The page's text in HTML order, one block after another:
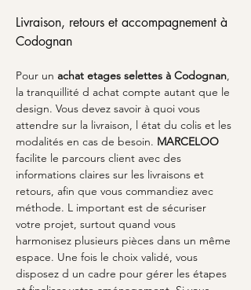
Livraison, retours et accompagnement à
Codognan
Pour un achat etages selettes à Codognan,
la tranquillité d achat compte autant que le
design. Vous devez savoir à quoi vous
attendre sur la livraison, l état du colis et les
modalités en cas de besoin. MARCELOO
facilite le parcours client avec des
informations claires sur les livraisons et
retours, afin que vous commandiez avec
méthode. L important est de sécuriser
votre projet, surtout quand vous
harmonisez plusieurs pièces dans un même
espace. Une fois le choix validé, vous
disposez d un cadre pour gérer les étapes